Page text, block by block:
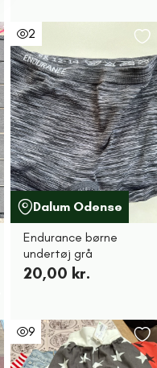
2
Dalum Odense
Endurance børne
undertøj grå
20,00 kr.
9